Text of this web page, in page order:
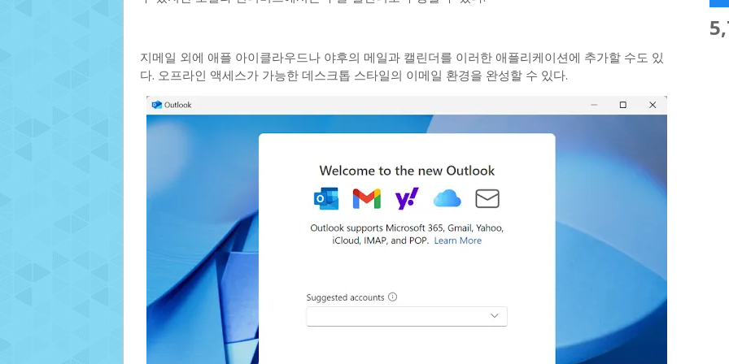
지메일 외에 애플 아이클라우드나 야후의 메일과 캘린더를 이러한 애플리케이션에 추가할 수도 있
다. 오프라인 액세스가 가능한 데스크톱 스타일의 이메일 환경을 완성할 수 있다.